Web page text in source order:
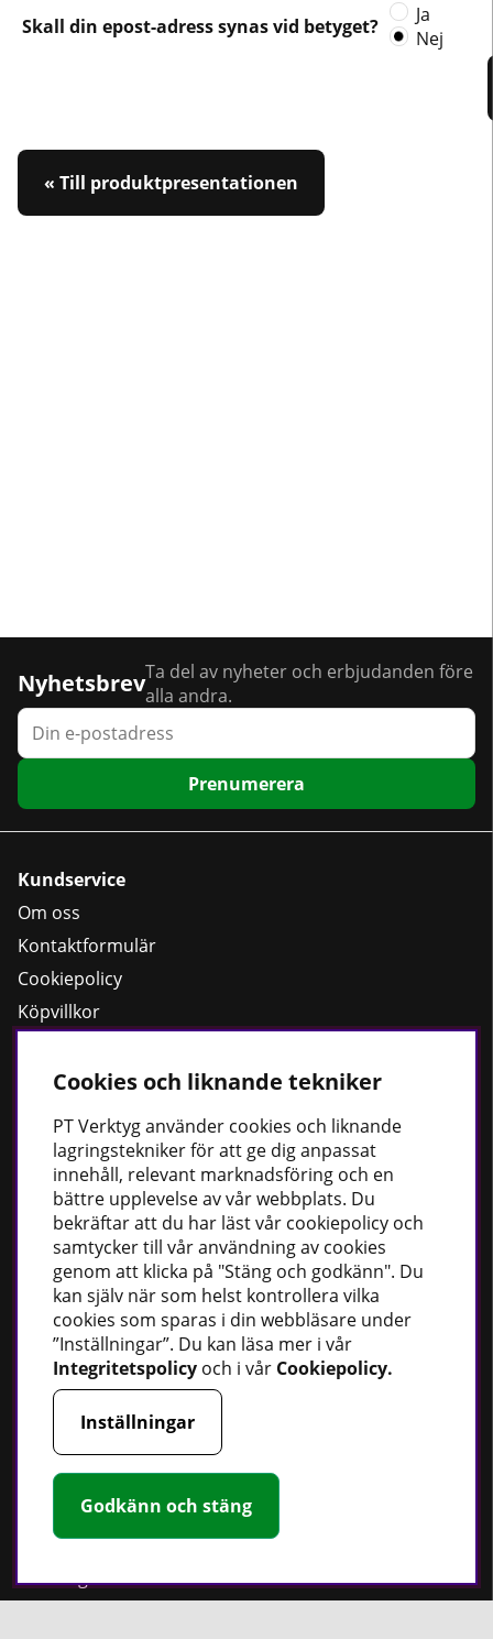
Skall din epost-adress synas vid betyget?
Ja
Nej
« Till produktpresentationen
NyhetsbrevTa del av nyheter och erbjudanden före
alla andra.
Prenumerera
Kundservice
Om oss
Kontaktformulär
Cookiepolicy
Köpvillkor
Bästsäljare
Fordonsbelysning
Uppvärmning
Fettsprutor
Strömförsörjning
Handskar
Rotationslasrar
Håll dig uppdaterad
Nyheter
Facebook
Instagram
Cookies och liknande tekniker
PTVerktyg använder cookies och liknande
lagringstekniker för att ge dig anpassat
innehåll, relevant marknadsföring och en
bättre upplevelse av vår webbplats. Du
bekräftar att du har läst vår cookiepolicy och
samtycker till vår användning av cookies
genom att klicka på "Stäng och godkänn". Du
kan själv när som helst kontrollera vilka
cookies som sparas i din webbläsare under
”Inställningar”. Du kan läsa mer i vår
Integritetspolicy och i vår Cookiepolicy.
Inställningar
Godkänn och stäng